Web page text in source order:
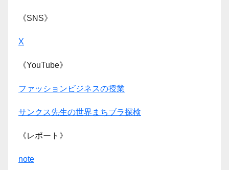
《SNS》
X
《YouTube》
ファッションビジネスの授業
サンクス先生の世界まちブラ探検
《レポート》
note